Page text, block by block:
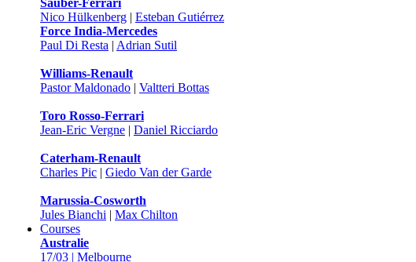
Sauber-Ferrari
Nico Hülkenberg | Esteban Gutiérrez
Force India-Mercedes
Paul Di Resta | Adrian Sutil
Williams-Renault
Pastor Maldonado | Valtteri Bottas
Toro Rosso-Ferrari
Jean-Eric Vergne | Daniel Ricciardo
Caterham-Renault
Charles Pic | Giedo Van der Garde
Marussia-Cosworth
Jules Bianchi | Max Chilton
Courses
Australie
17/03 | Melbourne